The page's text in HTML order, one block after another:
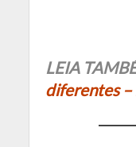
LEIA
diferentes –